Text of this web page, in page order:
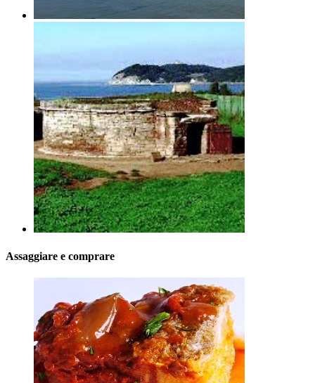
Assaggiare e comprare